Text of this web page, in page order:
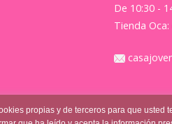
De 10:30 -
Tienda
propias y de terceros para que usted